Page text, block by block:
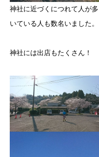
神社に近づくにつれて人が
いている人も数名いました。
神社には出店もたくさん！